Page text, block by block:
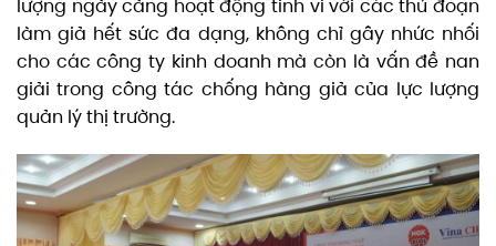
lượng ngày càng hoạt động tinh vi với các thủ đoạn
làm giả hết sức đa dạng, không chỉ gây nhức nhối
cho các công ty kinh doanh mà còn là vấn đề nan
giải trong công tác chống hàng giả của lực lượng
quản lý thị trường.